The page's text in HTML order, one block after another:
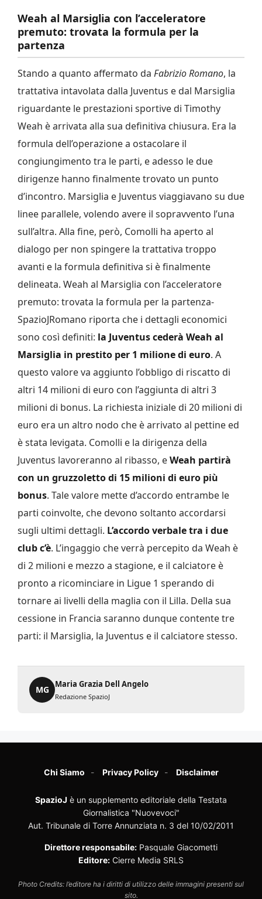
Weah al Marsiglia con l’acceleratore
premuto: trovata la formula per la
partenza
Stando a quanto affermato da Fabrizio Romano, la
trattativa intavolata dalla Juventus e dal Marsiglia
riguardante le prestazioni sportive di Timothy
Weah è arrivata alla sua definitiva chiusura. Era la
formula dell’operazione a ostacolare il
congiungimento tra le parti, e adesso le due
dirigenze hanno finalmente trovato un punto
d’incontro. Marsiglia e Juventus viaggiavano su due
linee parallele, volendo avere il sopravvento l’una
sull’altra. Alla fine, però, Comolli ha aperto al
dialogo per non spingere la trattativa troppo
avanti e la formula definitiva si è finalmente
delineata. Weah al Marsiglia con l’acceleratore
premuto: trovata la formula per la partenza-
SpazioJRomano riporta che i dettagli economici
sono così definiti: la Juventus cederà Weah al
Marsiglia in prestito per 1 milione di euro. A
questo valore va aggiunto l’obbligo di riscatto di
altri 14 milioni di euro con l’aggiunta di altri 3
milioni di bonus. La richiesta iniziale di 20 milioni di
euro era un altro nodo che è arrivato al pettine ed
è stata levigata. Comolli e la dirigenza della
Juventus lavoreranno al ribasso, eWeah partirà
con un gruzzoletto di 15 milioni di euro più
bonus. Tale valore mette d’accordo entrambe le
parti coinvolte, che devono soltanto accordarsi
sugli ultimi dettagli. L’accordo verbale tra i due
club c’è. L’ingaggio che verrà percepito da Weah è
di 2 milioni e mezzo a stagione, e il calciatore è
pronto a ricominciare in Ligue 1 sperando di
tornare ai livelli della maglia con il Lilla. Della sua
cessione in Francia saranno dunque contente tre
parti: il Marsiglia, la Juventus e il calciatore stesso.
MG
Maria Grazia Dell Angelo
Redazione SpazioJ
Chi Siamo Privacy Policy Disclaimer
SpazioJ è un supplemento editoriale della Testata
Giornalistica "Nuovevoci"
Aut. Tribunale di Torre Annunziata n. 3 del 10/02/2011
Direttore responsabile: Pasquale Giacometti
Editore: Cierre Media SRLS
Photo Credits: l’editore ha i diritti di utilizzo delle immagini presenti sul
sito.